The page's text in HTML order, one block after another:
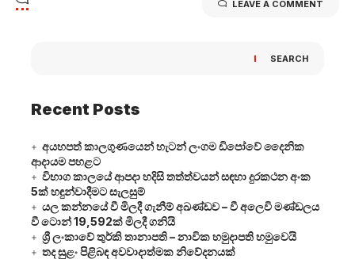
LEAVE A COMMENT
SEARCH
Recent Posts
අයහපත් කාලගුණයෙන් හැටන් ලංගම ඩිපෝවේ දෛනික
ආදායම පහළට
විභාග කාලයේ ආපදා හදිසි තත්ත්වයන් සඳහා දුරකථන අංක
5ක් හඳුන්වාදීමට සැලසුම්
යල කන්නයේ වී මිලදී ගැනීම් අඛණ්ඩව – වී අලෙවි මණ්ඩලය
වී ටොන් 19,592ක් මිලදී ගනියි
ශ්‍රී ලංකාවේ තුර්කි තානාපති – නාවික හමුදාපති හමුවෙයි
තද සුළං පිළිබඳ අවවාදාත්මක නිවේදනයක්